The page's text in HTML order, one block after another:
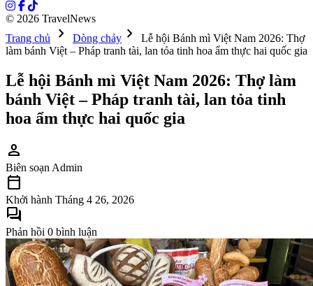
© 2026 TravelNews
Trang chủ
chevron_right Dòng chảy chevron_right
Lễ hội Bánh mì Việt Nam 2026: Thợ
làm bánh Việt – Pháp tranh tài, lan tỏa tinh hoa ẩm thực hai quốc gia
Lễ hội Bánh mì Việt Nam 2026: Thợ làm
bánh Việt – Pháp tranh tài, lan tỏa tinh
hoa ẩm thực hai quốc gia
person
Biên soạn Admin
calendar_today
Khởi hành Tháng 4 26, 2026
forum
Phản hồi 0 bình luận